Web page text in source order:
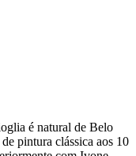
é natural de Belo
pintura clássica aos 10